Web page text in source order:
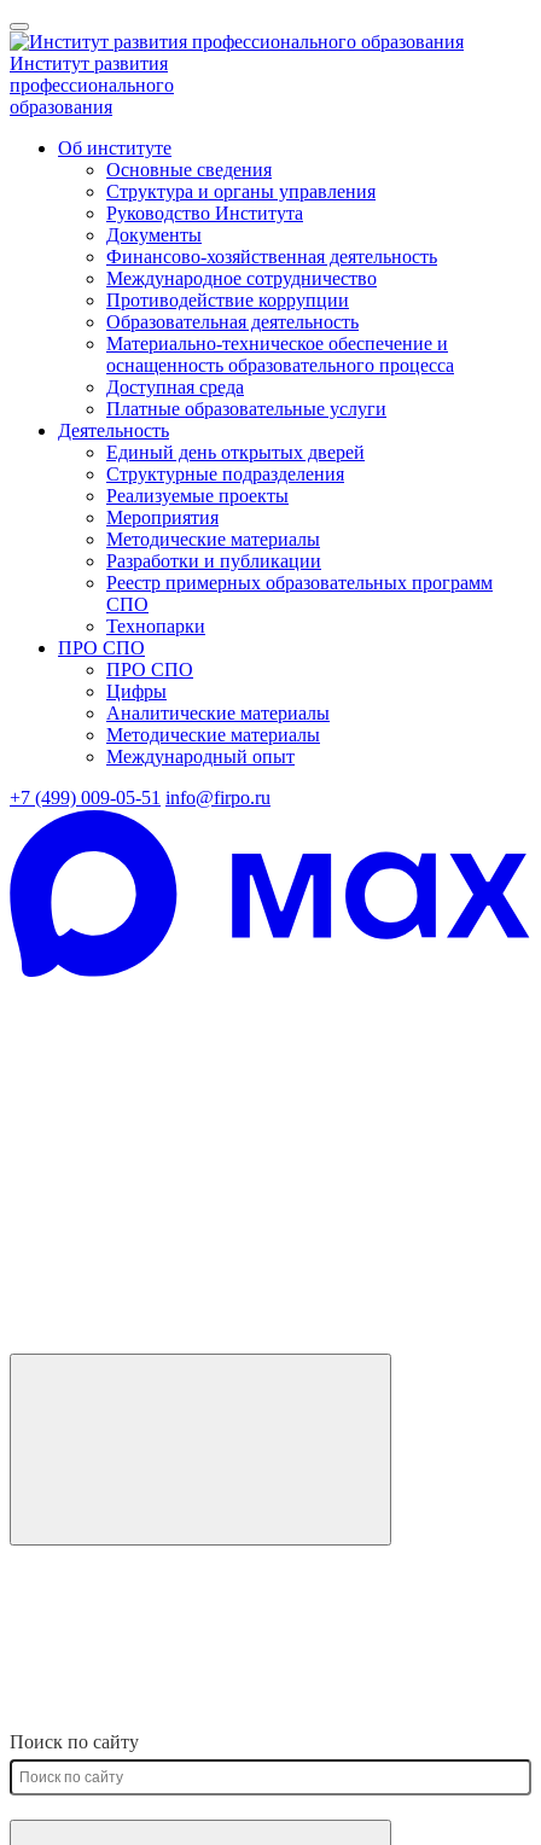
Институт развития
профессионального
образования
Об институте
Основные сведения
Структура и органы управления
Руководство Института
Документы
Финансово-хозяйственная деятельность
Международное сотрудничество
Противодействие коррупции
Образовательная деятельность
Материально-техническое обеспечение и
оснащенность образовательного процесса
Доступная среда
Платные образовательные услуги
Деятельность
Единый день открытых дверей
Структурные подразделения
Реализуемые проекты
Мероприятия
Методические материалы
Разработки и публикации
Реестр примерных образовательных программ
СПО
Технопарки
ПРО СПО
ПРО СПО
Цифры
Аналитические материалы
Методические материалы
Международный опыт
+7 (499) 009-05-51 info@firpo.ru
Поиск по сайту